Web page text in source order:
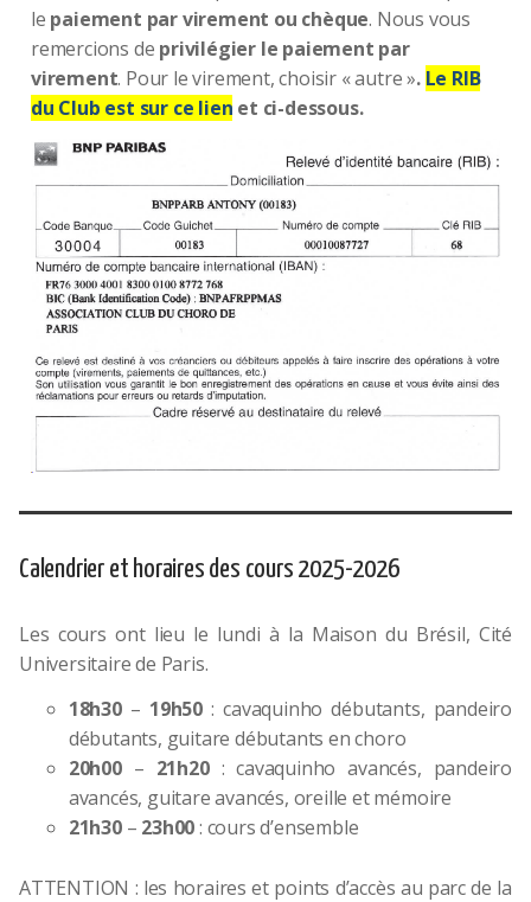
le paiement par virement ou chèque. Nous vous
remercions de privilégier le paiement par
virement. Pour le virement, choisir « autre ». Le RIB
du Club est sur ce lien et ci-dessous.
Calendrier et horaires des cours 2025-2026
Les cours ont lieu le lundi à la Maison du Brésil, Cité
Universitaire de Paris.
18h30– 19h50 : cavaquinho débutants, pandeiro
débutants, guitare débutants en choro
20h00– 21h20: cavaquinho avancés, pandeiro
avancés, guitare avancés, oreille et mémoire
21h30– 23h00: cours d’ensemble
ATTENTION : les horaires et points d’accès au parc de la